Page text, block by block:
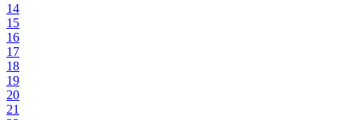
14
15
16
17
18
19
20
21